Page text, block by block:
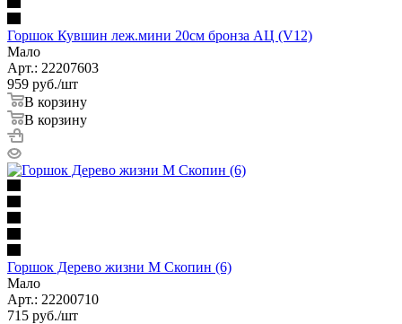
Горшок Кувшин леж.мини 20см бронза АЦ (V12)
Мало
Арт.: 22207603
959 руб./шт
В корзину
В корзину
Горшок Дерево жизни М Скопин (6)
Мало
Арт.: 22200710
715 руб./шт